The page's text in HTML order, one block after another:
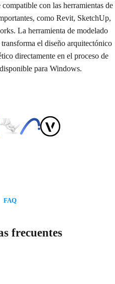
con las herramientas de
como Revit, SketchUp,
La herramienta de modelado
el diseño arquitectónico
directamente en el proceso de
para Windows.
frecuentes
FAQ